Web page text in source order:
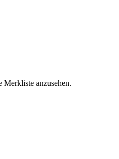
Merkliste anzusehen.